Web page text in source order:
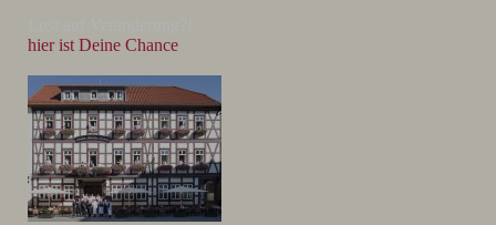
hier ist Deine Chance